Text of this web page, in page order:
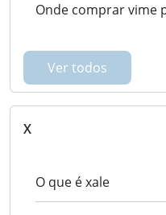
Onde comprar vime
Ver todos
X
O que é xale